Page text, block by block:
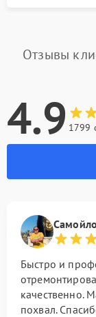
Отзывы
4.9 1799
Быстро и
качественно.
похвал.